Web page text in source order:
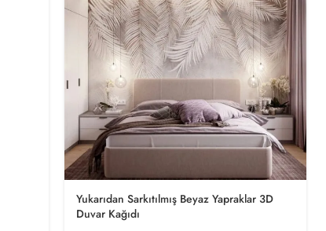
Yukarıdan Sarkıtılmış Beyaz Yapraklar 3D
Duvar Kağıdı